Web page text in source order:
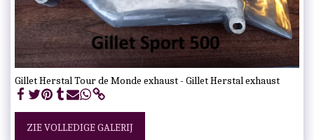
Gillet Herstal Tour de Monde exhaust - Gillet Herstal exhaust
ZIE VOLLEDIGE GALERIJ